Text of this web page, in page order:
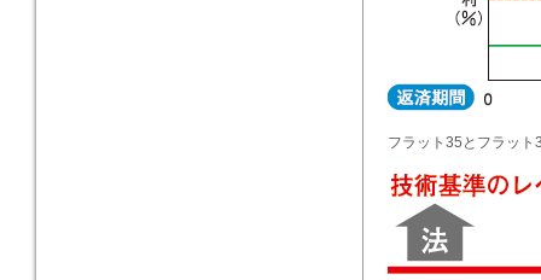
フラット35とフラッ